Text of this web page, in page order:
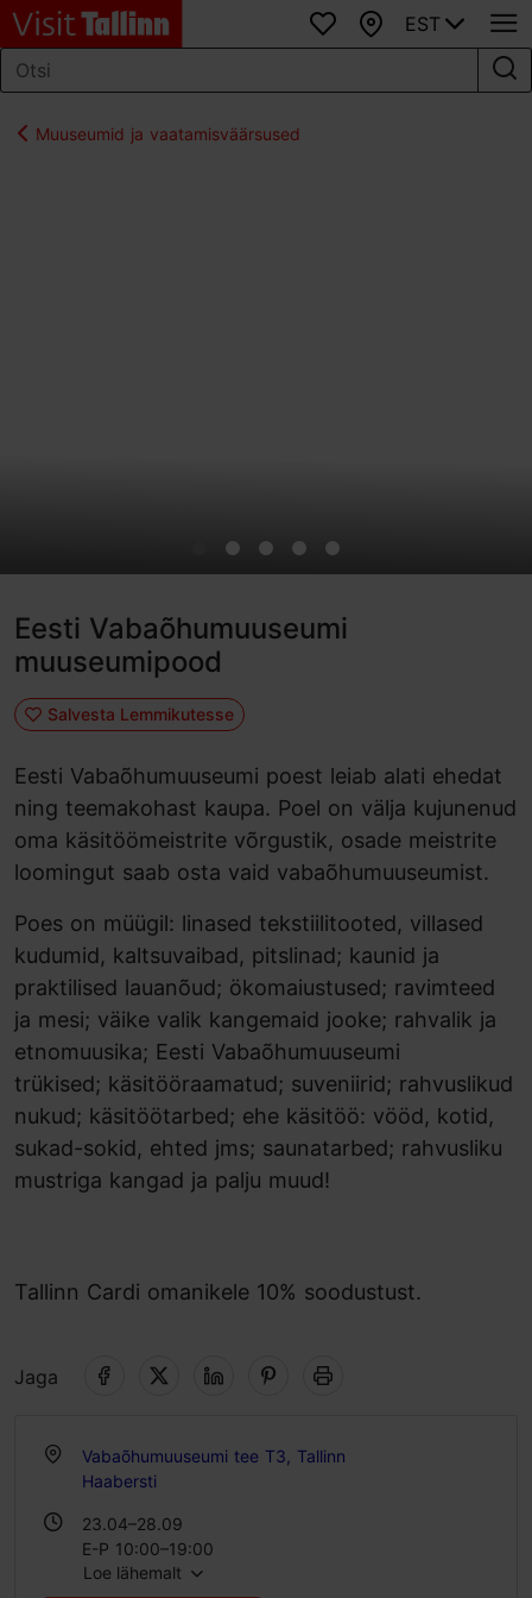
Lemmikud
Kaart
EST
Muuseumid ja vaatamisväärsused
Eesti Vabaõhumuuseumi
muuseumipood
Salvesta Lemmikutesse
Eesti Vabaõhumuuseumi poest leiab alati ehedat
ning teemakohast kaupa. Poel on välja kujunenud
oma käsitöömeistrite võrgustik, osade meistrite
loomingut saab osta vaid vabaõhumuuseumist.
Poes on müügil: linased tekstiilitooted, villased
kudumid, kaltsuvaibad, pitslinad; kaunid ja
praktilised lauanõud; ökomaiustused; ravimteed
ja mesi; väike valik kangemaid jooke; rahvalik ja
etnomuusika; Eesti Vabaõhumuuseumi
trükised; käsitööraamatud; suveniirid; rahvuslikud
nukud; käsitöötarbed; ehe käsitöö: vööd, kotid,
sukad-sokid, ehted jms; saunatarbed; rahvusliku
mustriga kangad ja palju muud!
Tallinn Cardi omanikele 10% soodustust.
Jaga
Vabaõhumuuseumi tee T3, Tallinn
Haabersti
23.04–28.09
E-P 10:00–19:00
Loe lähemalt